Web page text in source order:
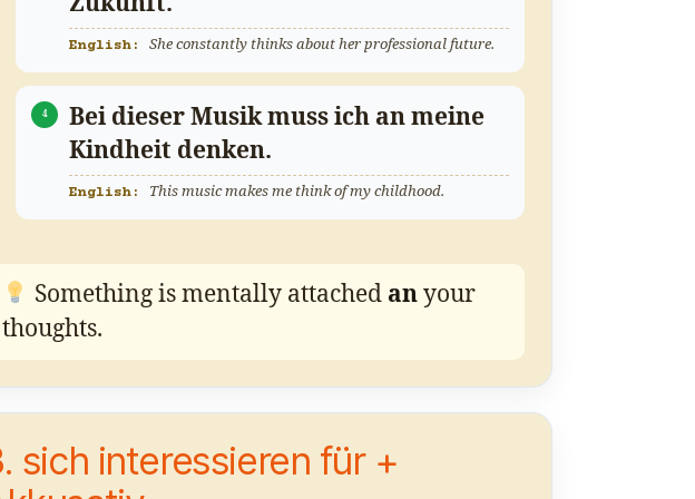
She constantly thinks about her professional future.
Bei dieser Musik muss ich an meine
Kindheit denken.
This music makes me think of my childhood.
Something is mentally attached anyour
thoughts.
sich interessieren für +